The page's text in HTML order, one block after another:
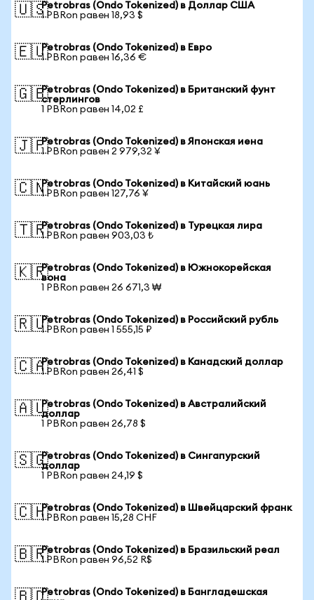
🇺🇸Petrobras (Ondo Tokenized) в Доллар США
1 PBRon равен 18,93 $
🇪🇺Petrobras (Ondo Tokenized) в Евро
1 PBRon равен 16,36 €
🇬🇧Petrobras (Ondo Tokenized) в Британский фунт
стерлингов
1 PBRon равен 14,02 £
🇯🇵Petrobras (Ondo Tokenized) в Японская иена
1 PBRon равен 2 979,32 ¥
🇨🇳Petrobras (Ondo Tokenized) в Китайский юань
1 PBRon равен 127,76 ¥
🇹🇷Petrobras (Ondo Tokenized) в Турецкая лира
1 PBRon равен 903,03 ₺
🇰🇷Petrobras (Ondo Tokenized) в Южнокорейская
вона
1 PBRon равен 26 671,3 ₩
🇷🇺Petrobras (Ondo Tokenized) в Российский рубль
1 PBRon равен 1 555,15 ₽
🇨🇦Petrobras (Ondo Tokenized) в Канадский доллар
1 PBRon равен 26,41 $
🇦🇺Petrobras (Ondo Tokenized) в Австралийский
доллар
1 PBRon равен 26,78 $
🇸🇬Petrobras (Ondo Tokenized) в Сингапурский
доллар
1 PBRon равен 24,19 $
🇨🇭Petrobras (Ondo Tokenized) в Швейцарский франк
1 PBRon равен 15,28 CHF
🇧🇷Petrobras (Ondo Tokenized) в Бразильский реал
1 PBRon равен 96,52 R$
Petrobras (Ondo Tokenized) в Бангладешская